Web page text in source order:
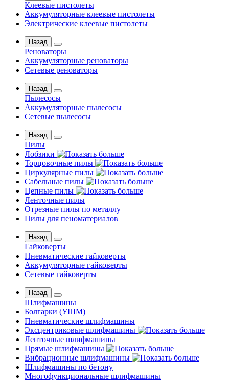
Клеевые пистолеты
Аккумуляторные клеевые пистолеты
Электрические клеевые пистолеты
Назад
Реноваторы
Аккумуляторные реноваторы
Сетевые реноваторы
Назад
Пылесосы
Аккумуляторные пылесосы
Сетевые пылесосы
Назад
Пилы
Лобзики
Торцовочные пилы
Циркулярные пилы
Сабельные пилы
Цепные пилы
Ленточные пилы
Отрезные пилы по металлу
Пилы для пеноматериалов
Назад
Гайковерты
Пневматические гайковерты
Аккумуляторные гайковерты
Сетевые гайковерты
Назад
Шлифмашины
Бoлгаpки (УШM)
Пневматические шлифмашины
Эксцентриковые шлифмашины
Ленточные шлифмашины
Прямые шлифмашины
Вибрационные шлифмашины
Шлифмашины по бетону
Многофункциональные шлифмашины